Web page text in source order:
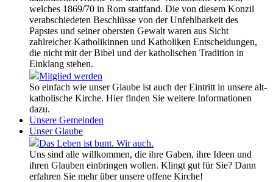
welches 1869/70 in Rom stattfand. Die von diesem Konzil
verabschiedeten Beschlüsse von der Unfehlbarkeit des
Papstes und seiner obersten Gewalt waren aus Sicht
zahlreicher Katholikinnen und Katholiken Entscheidungen,
die nicht mit der Bibel und der katholischen Tradition in
Einklang stehen.
Mitglied werden
So einfach wie unser Glaube ist auch der Eintritt in unsere alt-
katholische Kirche. Hier finden Sie weitere Informationen
dazu.
Unsere Gemeinden
Unser Glaube
Das Leben ist bunt. Wir auch.
Uns sind alle willkommen, die ihre Gaben, ihre Ideen und
ihren Glauben einbringen wollen. Klingt gut für Sie? Dann
erfahren Sie mehr über unsere offene Kirche!